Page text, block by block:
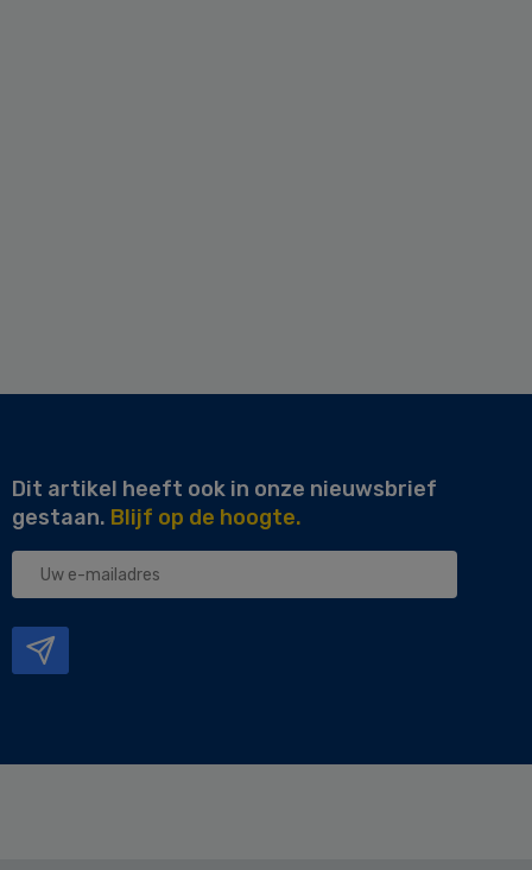
Dit artikel heeft ook in onze nieuwsbrief
gestaan. Blijf op de hoogte.
Uw